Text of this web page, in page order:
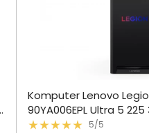
Włóż do
torby
Komputer Lenovo
90YA006EPL Ultra 5 225
RTX5060 W115/5